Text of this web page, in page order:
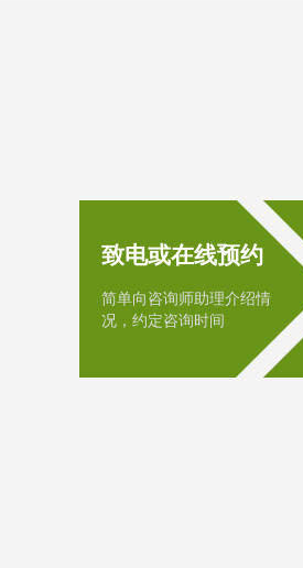
致电或在线预约
简单向咨询师助理介绍情
况，约定咨询时间